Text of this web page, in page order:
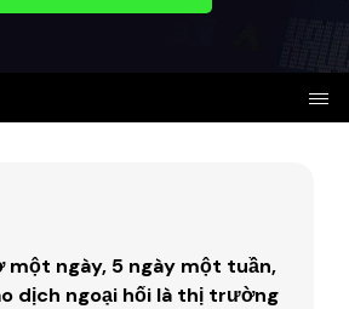
một ngày, 5 ngày một tuần,
dịch ngoại hối là thị trường